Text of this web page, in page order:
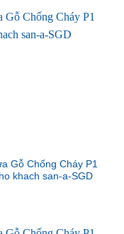
Gỗ Chống Cháy P1
khach san-a-SGD